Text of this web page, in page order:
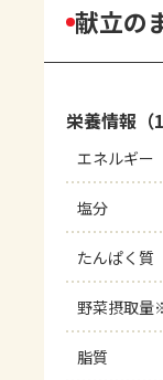
献立の
栄養情報（1
エネルギー
塩分
たんぱく質
野菜摂取量
脂質